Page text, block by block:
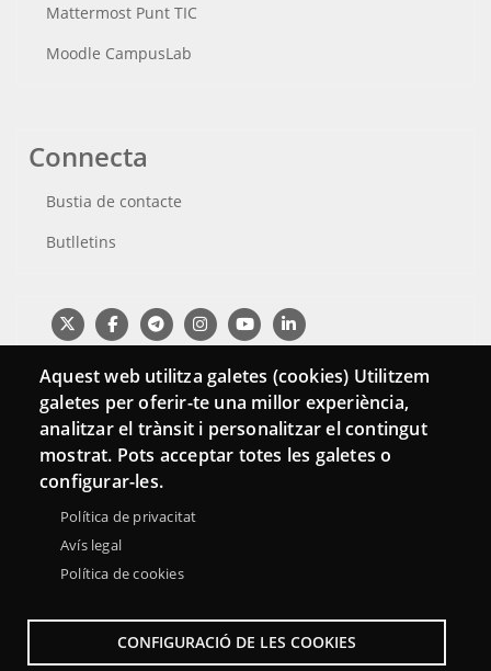
Mattermost Punt TIC
Moodle CampusLab
Connecta
Bustia de contacte
Butlletins
Aquest web utilitza galetes (cookies) Utilitzem
galetes per oferir-te una millor experiència,
analitzar el trànsit i personalitzar el contingut
mostrat. Pots acceptar totes les galetes o
configurar-les.
Política de privacitat
Avís legal
Política de cookies
CONFIGURACIÓ DE LES COOKIES
Menu
Footer
Sobre la Xarxa Punttic
Mapa web